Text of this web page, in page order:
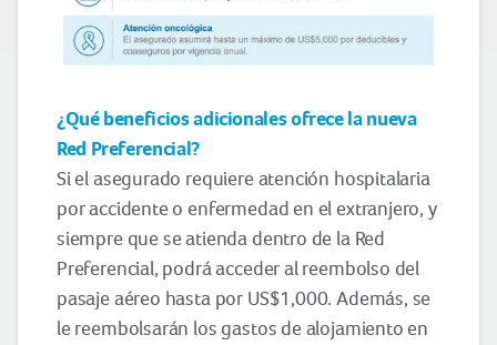
¿Qué beneficios adicionales ofrece la nueva
Red Preferencial?
Si el asegurado requiere atención hospitalaria
por accidente o enfermedad en el extranjero, y
siempre que se atienda dentro de la Red
Preferencial, podrá acceder al reembolso del
pasaje aéreo hasta por US$1,000. Además, se
le reembolsarán los gastos de alojamiento en